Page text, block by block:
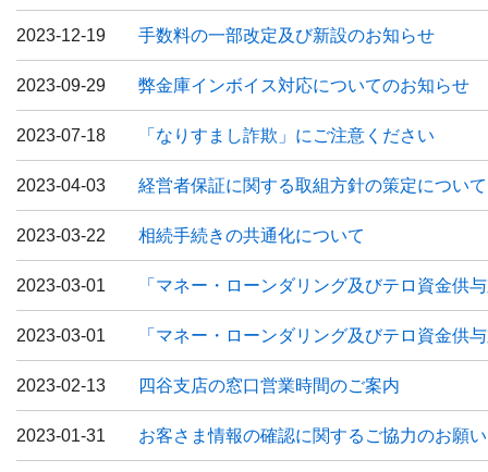
2023-12-19 手数料の一部改定及び新設のお知らせ
2023-09-29 弊金庫インボイス対応についてのお知らせ
2023-07-18 「なりすまし詐欺」にご注意ください
2023-04-03 経営者保証に関する取組方針の策定について
2023-03-22 相続手続きの共通化について
2023-03-01 「マネー・ローンダリング及びテロ資金供
2023-03-01 「マネー・ローンダリング及びテロ資金供
2023-02-13 四谷支店の窓口営業時間のご案内
2023-01-31 お客さま情報の確認に関するご協力のお願い